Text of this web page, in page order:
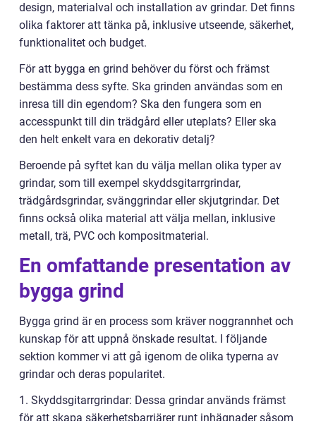
design, materialval och installation av grindar. Det finns
olika faktorer att tänka på, inklusive utseende, säkerhet,
funktionalitet och budget.
För att bygga en grind behöver du först och främst
bestämma dess syfte. Ska grinden användas som en
inresa till din egendom? Ska den fungera som en
accesspunkt till din trädgård eller uteplats? Eller ska
den helt enkelt vara en dekorativ detalj?
Beroende på syftet kan du välja mellan olika typer av
grindar, som till exempel skyddsgitarrgrindar,
trädgårdsgrindar, svänggrindar eller skjutgrindar. Det
finns också olika material att välja mellan, inklusive
metall, trä, PVC och kompositmaterial.
En omfattande presentation av
bygga grind
Bygga grind är en process som kräver noggrannhet och
kunskap för att uppnå önskade resultat. I följande
sektion kommer vi att gå igenom de olika typerna av
grindar och deras popularitet.
1. Skyddsgitarrgrindar: Dessa grindar används främst
för att skapa säkerhetsbarriärer runt inhägnader såsom